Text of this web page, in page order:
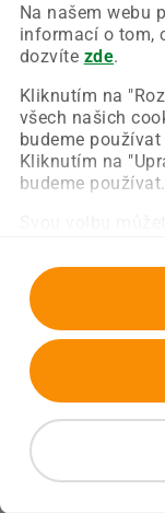
Na našem webu
informací o tom,
dozvíte zde.
Kliknutím na
všech našich
budeme
Kliknutím na
budeme používat.
Chyba
Zkuste prosím